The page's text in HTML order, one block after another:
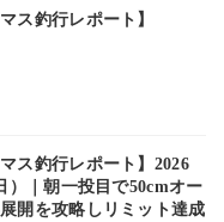
ス釣行レポート】
マス釣行レポート】2026
）｜朝一投目で50cmオー
開を攻略しリミット達成